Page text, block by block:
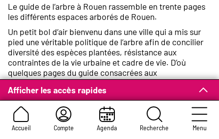
Accueil Compte Agenda Recherche Menu
Afficher les accès rapides
Le guide de l’arbre à Rouen rassemble en trente pages
les différents espaces arborés de Rouen.
Un petit bol d’air bienvenu dans une ville qui a mis sur
pied une véritable politique de l’arbre afin de concilier
diversité des espèces plantées, résistance aux
contraintes de la vie urbaine et cadre de vie. D’où
quelques pages du guide consacrées aux
caractéristiques de la flore rouennaise.
Télécharger le guide de l’arbre- Fichier PDF (3,6 Mo)
Feuilleter le guide de l'arbre en ligne